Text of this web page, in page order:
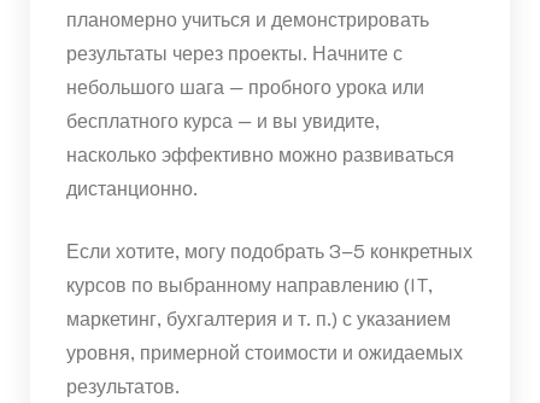
планомерно учиться и демонстрировать
результаты через проекты. Начните с
небольшого шага — пробного урока или
бесплатного курса — и вы увидите,
насколько эффективно можно развиваться
дистанционно.
Если хотите, могу подобрать 3–5 конкретных
курсов по выбранному направлению (IT,
маркетинг, бухгалтерия и т. п.) с указанием
уровня, примерной стоимости и ожидаемых
результатов.